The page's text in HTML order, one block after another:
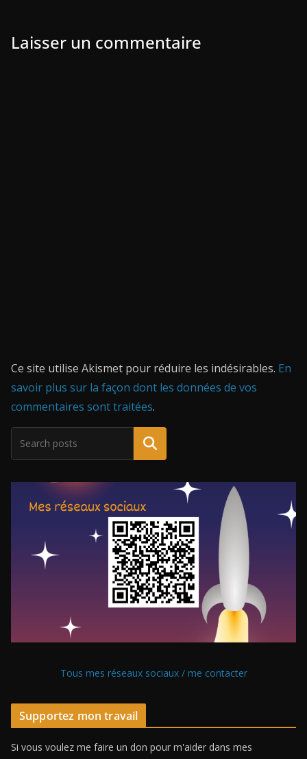
Laisser un commentaire
Ce site utilise Akismet pour réduire les indésirables. En
savoir plus sur la façon dont les données de vos
commentaires sont traitées.
Tous mes réseaux sociaux / me contacter
Supportez mon travail
Si vous voulez me faire un don pour m'aider dans mes